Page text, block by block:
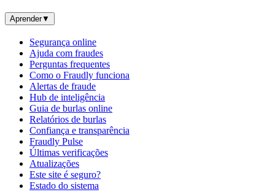
Aprender▼
Segurança online
Ajuda com fraudes
Perguntas frequentes
Como o Fraudly funciona
Alertas de fraude
Hub de inteligência
Guia de burlas online
Relatórios de burlas
Confiança e transparência
Fraudly Pulse
Últimas verificações
Atualizações
Este site é seguro?
Estado do sistema